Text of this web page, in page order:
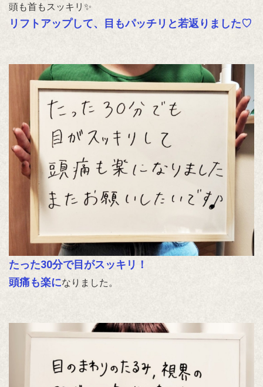
頭も首もスッキリ✨
リフトアップして、目もパッチリと若返りました♡
たった30分で目がスッキリ！
頭痛も楽になりました。